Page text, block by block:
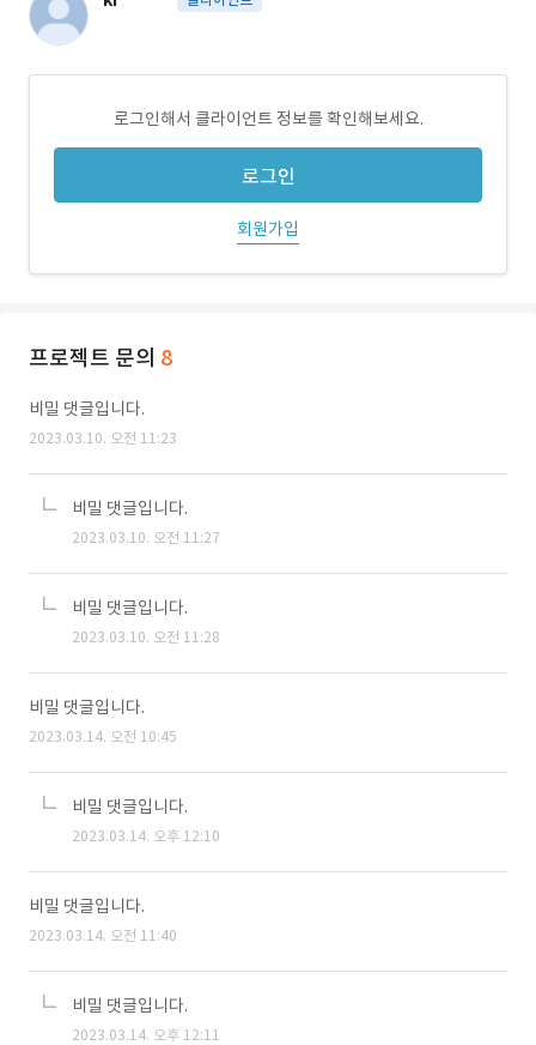
로그인해서 클라이언트 정보를 확인해보세요.
로그인
회원가입
프로젝트 문의 8
비밀 댓글입니다.
2023.03.10. 오전 11:23
비밀 댓글입니다.
2023.03.10. 오전 11:27
비밀 댓글입니다.
2023.03.10. 오전 11:28
비밀 댓글입니다.
2023.03.14. 오전 10:45
비밀 댓글입니다.
2023.03.14. 오후 12:10
비밀 댓글입니다.
2023.03.14. 오전 11:40
비밀 댓글입니다.
2023.03.14. 오후 12:11